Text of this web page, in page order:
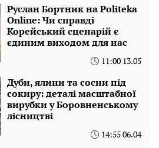
Руслан Бортник на Politeka
Online: Чи справді
Корейський сценарій є
єдиним виходом для нас
11:00 13.05
Дуби, ялини та сосни під
сокиру: деталі масштабної
вирубки у Боровненському
лісництві
14:55 06.04